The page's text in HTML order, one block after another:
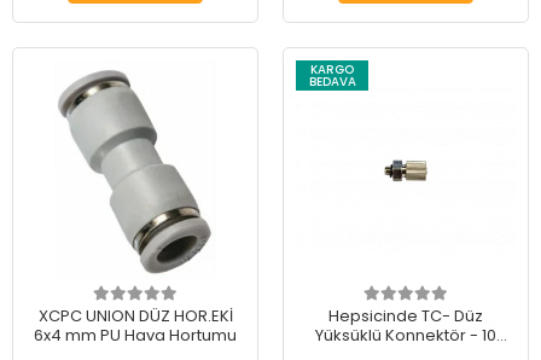
XCPC UNION DÜZ HOR.EKİ
6x4 mm PU Hava Hortumu
KARGO
BEDAVA
Hepsicinde TC- Düz
Yüksüklü Konnektör - 10